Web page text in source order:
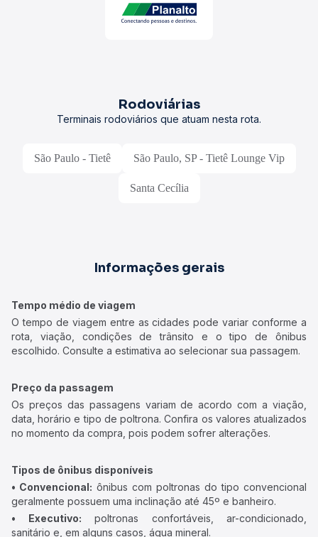
Rodoviárias
Terminais rodoviários que atuam nesta rota.
São Paulo - Tietê São Paulo, SP - Tietê Lounge Vip
Santa Cecília
Informações gerais
Tempo médio de viagem
O tempo de viagem entre as cidades pode variar conforme a
rota, viação, condições de trânsito e o tipo de ônibus
escolhido. Consulte a estimativa ao selecionar sua passagem.
Preço da passagem
Os preços das passagens variam de acordo com a viação,
data, horário e tipo de poltrona. Confira os valores atualizados
no momento da compra, pois podem sofrer alterações.
Tipos de ônibus disponíveis
• Convencional: ônibus com poltronas do tipo convencional
geralmente possuem uma inclinação até 45º e banheiro.
• Executivo: poltronas confortáveis, ar-condicionado,
sanitário e, em alguns casos, água mineral.